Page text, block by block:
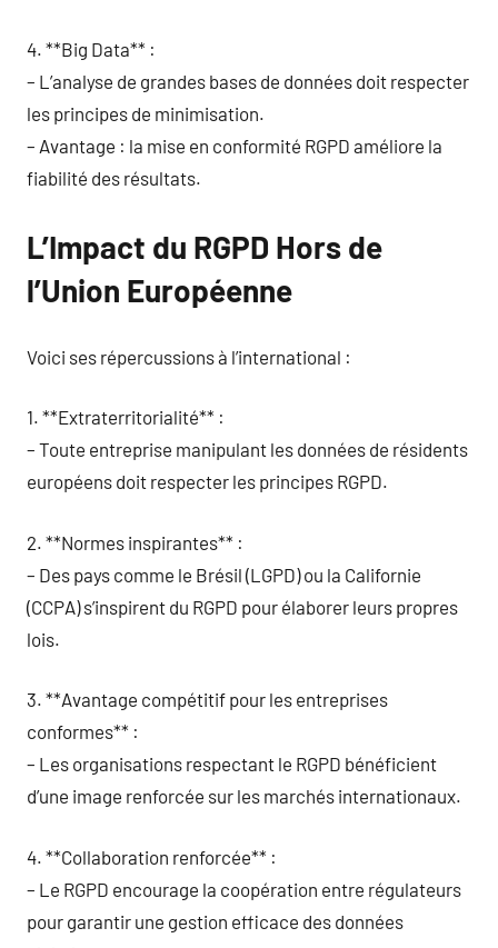
4. **Big Data** :
– L’analyse de grandes bases de données doit respecter
les principes de minimisation.
– Avantage : la mise en conformité RGPD améliore la
fiabilité des résultats.
L’Impact du RGPD Hors de
l’Union Européenne
Voici ses répercussions à l’international :
1. **Extraterritorialité** :
– Toute entreprise manipulant les données de résidents
européens doit respecter les principes RGPD.
2. **Normes inspirantes** :
– Des pays comme le Brésil (LGPD) ou la Californie
(CCPA) s’inspirent du RGPD pour élaborer leurs propres
lois.
3. **Avantage compétitif pour les entreprises
conformes** :
– Les organisations respectant le RGPD bénéficient
d’une image renforcée sur les marchés internationaux.
4. **Collaboration renforcée** :
– Le RGPD encourage la coopération entre régulateurs
pour garantir une gestion efficace des données